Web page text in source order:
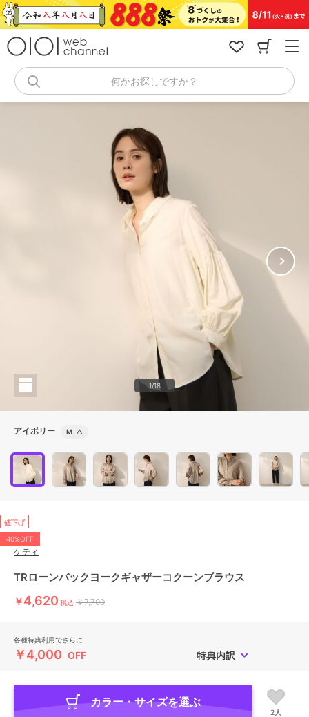
コ
ン
キ
何かお探しですか？
1/18
アイボリー M △
値下げ
40%OFF
ケティ
TRローンバックヨークギャザーコクーンブラウス
￥4,620 税込 ￥7,700
各種特典利用でさらに
￥4,000 OFF 特典内訳
カラー・サイズを選ぶ
2人